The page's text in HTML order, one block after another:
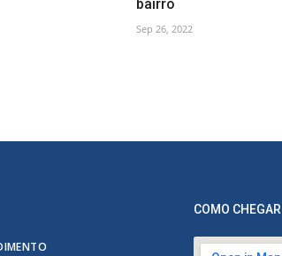
bairro
Sep 26, 2022
COMO CHEGAR